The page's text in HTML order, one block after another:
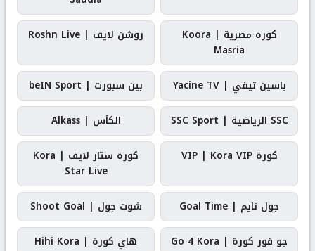
كورة مصرية | Koora
Masria
روشن لايف | Roshn Live
ياسين تيفي | Yacine TV
بين سبورت | beIN Sport
SSC الرياضية | SSC Sport
الكأس | Alkass
كورة VIP | Kora VIP
كورة ستار لايف | Kora
Star Live
جول تايم | Goal Time
شوت جول | Shoot Goal
جو فور كورة | Go 4 Kora
هاي كورة | Hihi Kora